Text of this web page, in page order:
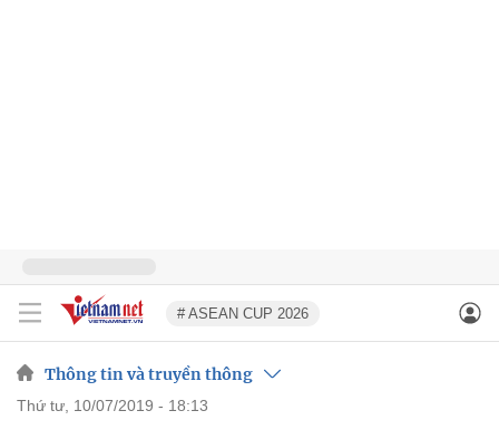
# ASEAN CUP 2026
Thông tin và truyền thông
thứ tư, 10/07/2019 - 18:13